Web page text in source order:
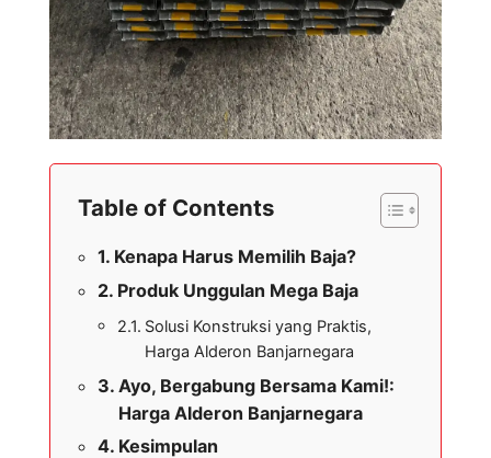
Table of Contents
Kenapa Harus Memilih Baja?
Produk Unggulan Mega Baja
Solusi Konstruksi yang Praktis,
Harga Alderon Banjarnegara
Ayo, Bergabung Bersama Kami!:
Harga Alderon Banjarnegara
Kesimpulan